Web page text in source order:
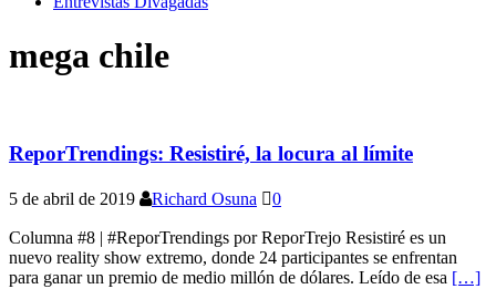
mega chile
ReporTrendings: Resistiré, la locura al límite
5 de abril de 2019 Richard Osuna 0
Columna #8 | #ReporTrendings por ReporTrejo Resistiré es un
nuevo reality show extremo, donde 24 participantes se enfrentan
para ganar un premio de medio millón de dólares. Leído de esa […]